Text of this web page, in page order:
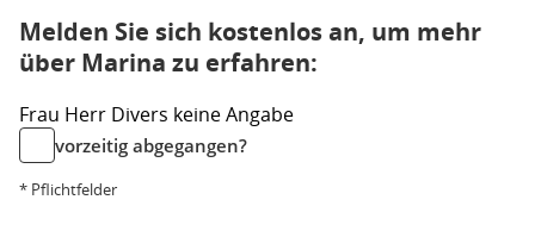
Melden Sie sich kostenlos an, um mehr
über Marina zu erfahren:
Frau Herr Divers keine Angabe
vorzeitig abgegangen?
* Pflichtfelder